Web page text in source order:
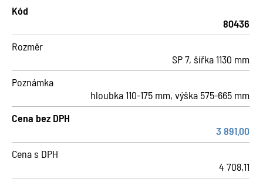
Kód
80436
Rozměr
SP 7, šířka 1130 mm
Poznámka
hloubka 110-175 mm, výška 575-665 mm
Cena bez DPH
3 891,00
Cena s DPH
4 708,11